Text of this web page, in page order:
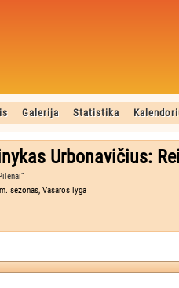
Galerija Statistika
Urbonavičius:
sezonas, Vasaros lyga